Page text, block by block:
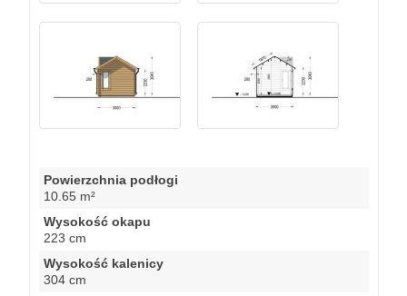
Powierzchnia podłogi
10.65 m²
Wysokość okapu
223 cm
Wysokość kalenicy
304 cm